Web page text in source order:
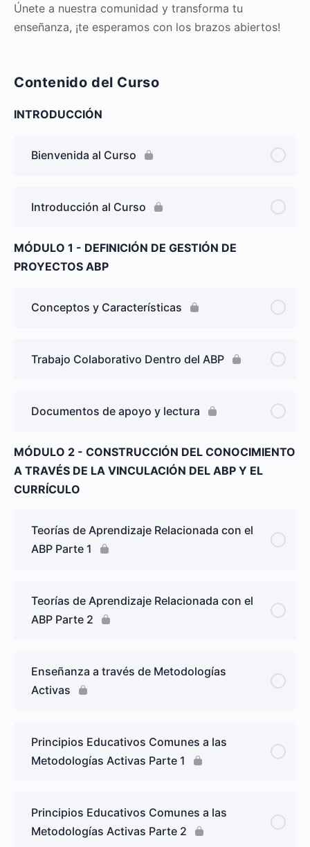
Únete a nuestra comunidad y transforma tu
enseñanza, ¡te esperamos con los brazos abiertos!
Contenido del Curso
INTRODUCCIÓN
Bienvenida al Curso
Introducción al Curso
MÓDULO 1 - DEFINICIÓN DE GESTIÓN DE
PROYECTOS ABP
Conceptos y Características
Trabajo Colaborativo Dentro del ABP
Documentos de apoyo y lectura
MÓDULO 2 - CONSTRUCCIÓN DEL CONOCIMIENTO
A TRAVÉS DE LA VINCULACIÓN DEL ABP Y EL
CURRÍCULO
Teorías de Aprendizaje Relacionada con el
ABP Parte 1
Teorías de Aprendizaje Relacionada con el
ABP Parte 2
Enseñanza a través de Metodologías
Activas
Principios Educativos Comunes a las
Metodologías Activas Parte 1
Principios Educativos Comunes a las
Metodologías Activas Parte 2